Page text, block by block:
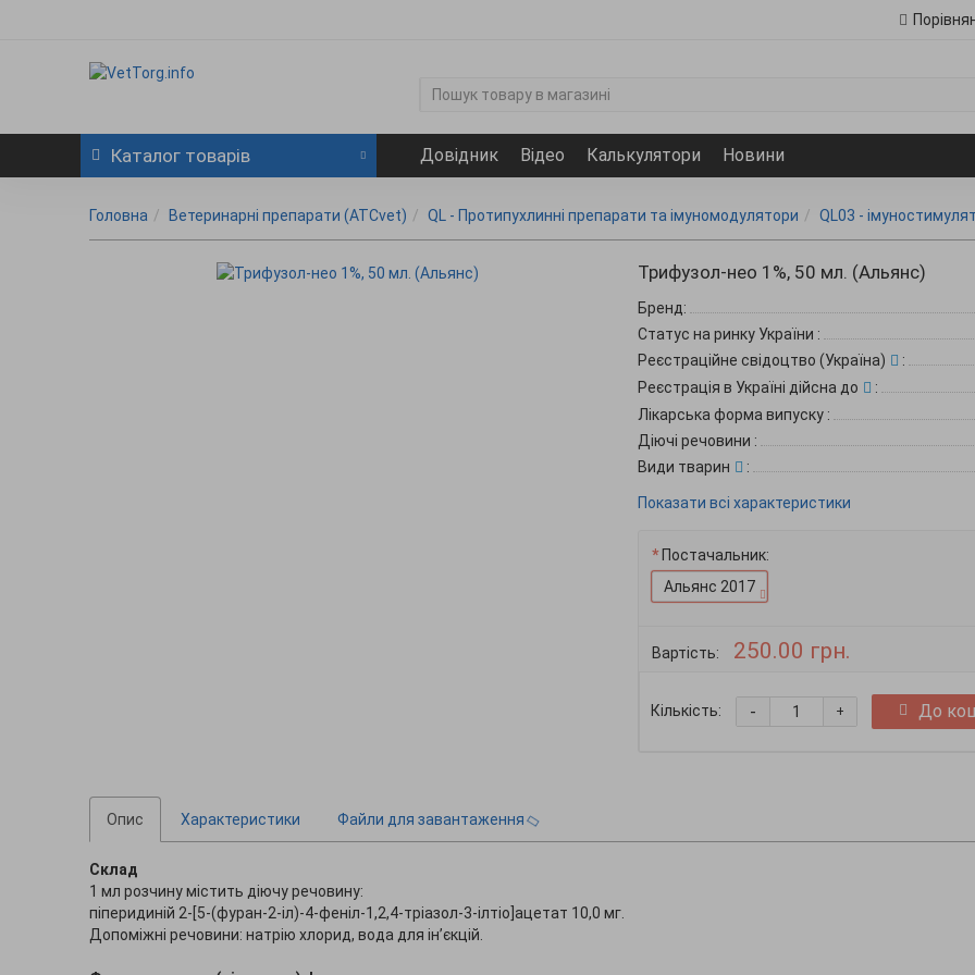
Каталогтоварів Довідник Відео Калькулятори Новини
Головна Ветеринарні препарати (ATCvet) QL - Протипухлинні препарати та імуномодулятори QL03 -
Трифузол-нео 1%, 50 мл. (Альянс)
Бренд:
Статус на ринку України :
Реєстраційне свідоцтво (Україна)
:
Реєстрація в Україні дійсна до
:
Лікарська форма випуску :
Діючі речовини :
Види тварин
:
Показати всі характеристики
Постачальник:
Альянс 2017
Вартість: 250.00 грн.
Кількість: +
- До
Опис Характеристики Файли для завантаження
Склад
1 мл розчину містить діючу речовину:
піперидиній 2-[5-(фуран-2-іл)-4-феніл-1,2,4-тріазол-3-ілтіо]ацетат 10,0 мг.
Допоміжні речовини: натрію хлорид, вода для ін’єкцій.